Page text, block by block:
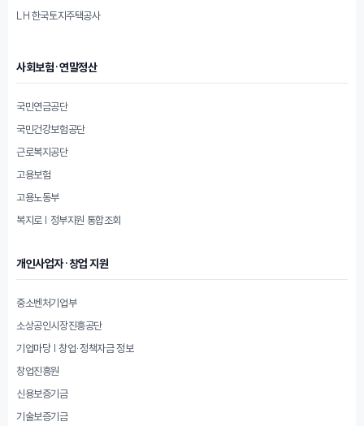
LH 한국토지주택공사
사회보험·연말정산
국민연금공단
국민건강보험공단
근로복지공단
고용보험
고용노동부
복지로 | 정부지원 통합조회
개인사업자·창업 지원
중소벤처기업부
소상공인시장진흥공단
기업마당 | 창업·정책자금 정보
창업진흥원
신용보증기금
기술보증기금